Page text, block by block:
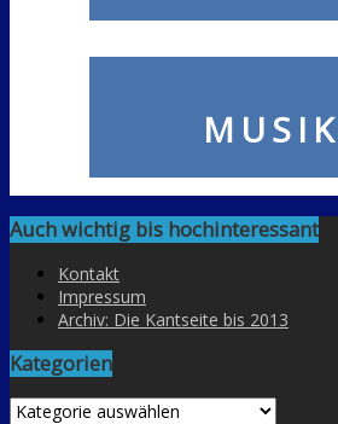
MUSIK
Auch wichtig bis hochinteressant
Kontakt
Impressum
Archiv: Die Kantseite bis 2013
Kategorien
Kategorien